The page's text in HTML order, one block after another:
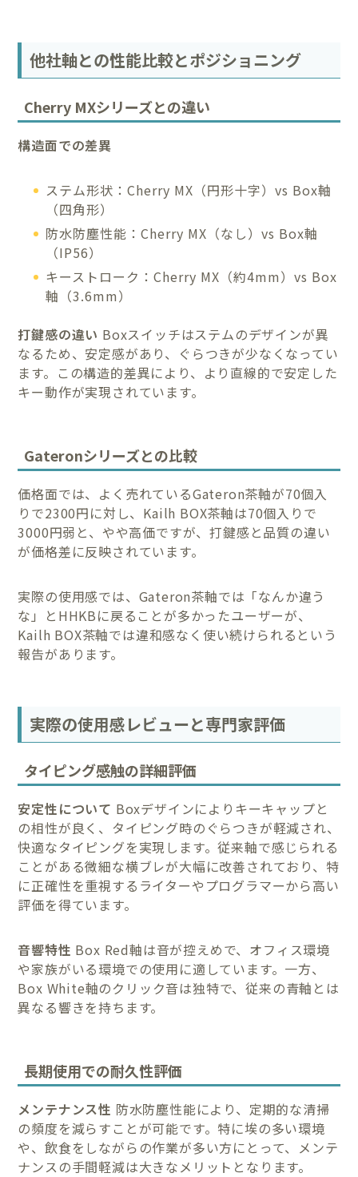
他社軸との性能比較とポジショニング
Cherry MXシリーズとの違い
構造面での差異
ステム形状：Cherry MX（円形十字）vs Box軸
（四角形）
防水防塵性能：Cherry MX（なし）vs Box軸
（IP56）
キーストローク：Cherry MX（約4mm）vs Box
軸（3.6mm）
打鍵感の違い Boxスイッチはステムのデザインが異
なるため、安定感があり、ぐらつきが少なくなってい
ます。この構造的差異により、より直線的で安定した
キー動作が実現されています。
Gateronシリーズとの比較
価格面では、よく売れているGateron茶軸が70個入
りで2300円に対し、Kailh BOX茶軸は70個入りで
3000円弱と、やや高価ですが、打鍵感と品質の違い
が価格差に反映されています。
実際の使用感では、Gateron茶軸では「なんか違う
な」とHHKBに戻ることが多かったユーザーが、
Kailh BOX茶軸では違和感なく使い続けられるという
報告があります。
実際の使用感レビューと専門家評価
タイピング感触の詳細評価
安定性について Boxデザインによりキーキャップと
の相性が良く、タイピング時のぐらつきが軽減され、
快適なタイピングを実現します。従来軸で感じられる
ことがある微細な横ブレが大幅に改善されており、特
に正確性を重視するライターやプログラマーから高い
評価を得ています。
音響特性 Box Red軸は音が控えめで、オフィス環境
や家族がいる環境での使用に適しています。一方、
Box White軸のクリック音は独特で、従来の青軸とは
異なる響きを持ちます。
長期使用での耐久性評価
メンテナンス性 防水防塵性能により、定期的な清掃
の頻度を減らすことが可能です。特に埃の多い環境
や、飲食をしながらの作業が多い方にとって、メンテ
ナンスの手間軽減は大きなメリットとなります。